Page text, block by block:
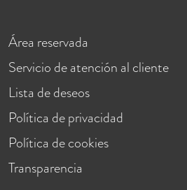
Área reservada
Servicio de atención al cliente
Lista de deseos
Política de privacidad
Política de cookies
Transparencia